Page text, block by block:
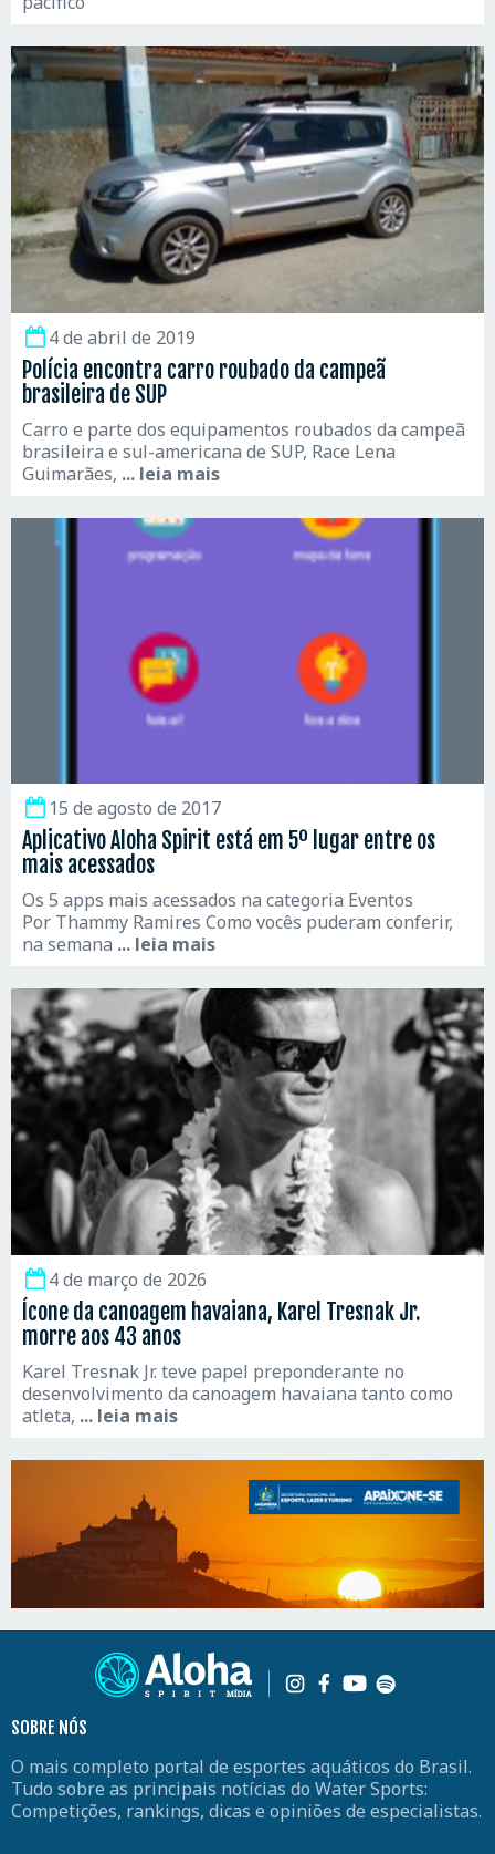
4 de abril de 2019
Polícia encontra carro roubado da campeã
brasileira de SUP
Carro e parte dos equipamentos roubados da campeã
brasileira e sul-americana de SUP, Race Lena
Guimarães, ... leia mais
15 de agosto de 2017
Aplicativo Aloha Spirit está em 5º lugar entre os
mais acessados
Os 5 apps mais acessados na categoria Eventos
Por Thammy Ramires Como vocês puderam conferir,
na semana ... leia mais
4 de março de 2026
Ícone da canoagem havaiana, Karel Tresnak Jr.
morre aos 43 anos
Karel Tresnak Jr. teve papel preponderante no
desenvolvimento da canoagem havaiana tanto como
atleta, ... leia mais
SOBRE NÓS
O mais completo portal de esportes aquáticos do Brasil.
Tudo sobre as principais notícias do Water Sports:
Competições, rankings, dicas e opiniões de especialistas.